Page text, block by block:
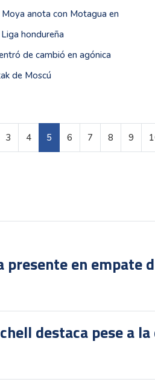
Moya anota con Motagua en
hondureña
de cambió en agónica
de Moscú
Página 5 de 1601
3 4 5 6 7 8 9
presente en empate
destaca pese a